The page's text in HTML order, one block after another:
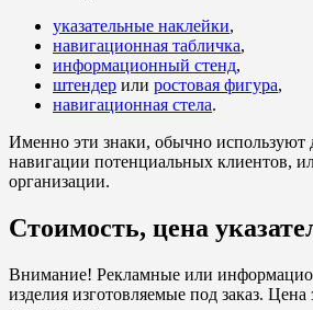
указательные наклейки,
навигационная табличка,
информационный стенд,
штендер или ростовая фигура,
навигационная стела.
Именно эти знаки, обычно используют
навигации потенциальных клиентов,
организации.
Стоимость, цена
Внимание! Рекламные или
изделия изготовляемые под заказ.